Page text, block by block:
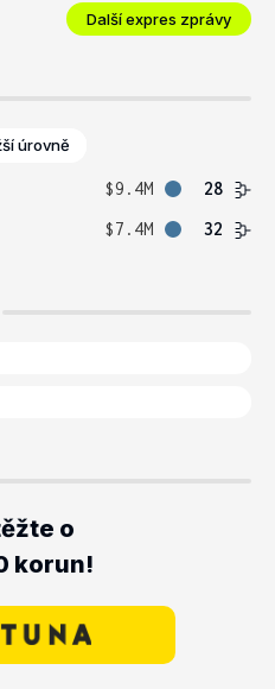
Další expres zprávy
úrovně
$9.4M
28
$7.4M 32
o
korun!